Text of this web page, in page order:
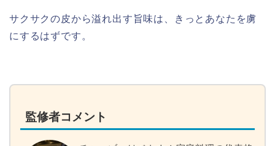
サクサクの皮から溢れ出す旨味は、きっとあなたを虜
にするはずです。
監修者コメント